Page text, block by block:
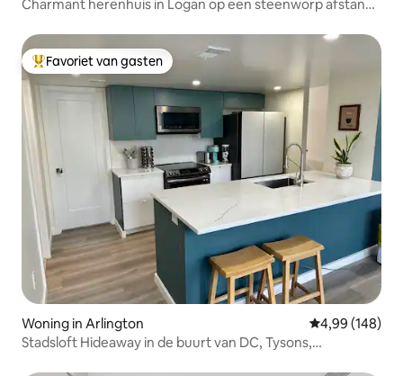
Charmant herenhuis in Logan op een steenworp afstand
Topfavoriet van gasten
Favoriet van gasten
Woning in Arlington Gemiddelde
4,99 (148)
Stadsloft Hideaway in de buurt van DC, Tysons,